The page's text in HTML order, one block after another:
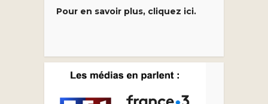
Pour en savoir plus, cliquez ici.